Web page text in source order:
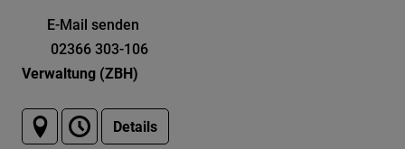
E-Mail senden
02366 303-106
Verwaltung (ZBH)
Details